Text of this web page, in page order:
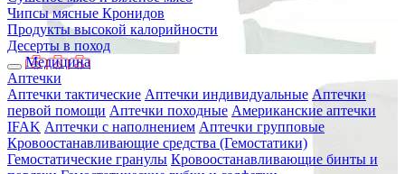
Чипсы мясные Кронидов
Продукты высокой калорийности
Десерты в поход
Медицина
Аптечки
Аптечки тактические Аптечки индивидуальные Аптечки
первой помощи Аптечки походные Американские аптечки
IFAK Аптечки с наполнением Аптечки групповые
Кровоостанавливающие средства (Гемостатики)
Гемостатические гранулы Кровоостанавливающие бинты и